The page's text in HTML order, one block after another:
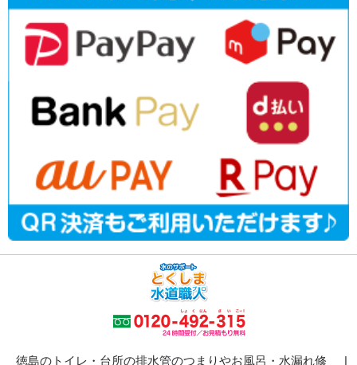
徳島のトイレ・台所の排水管のつまりやお風呂・水漏れ修